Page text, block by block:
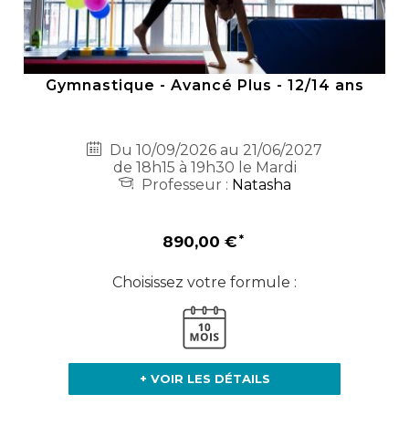
Gymnastique - Avancé Plus - 12/14 ans
Du 10/09/2026 au 21/06/2027
de 18h15 à 19h30 le Mardi
Professeur : Natasha
890,00 €
Choisissez votre formule :
+ VOIR LES DÉTAILS